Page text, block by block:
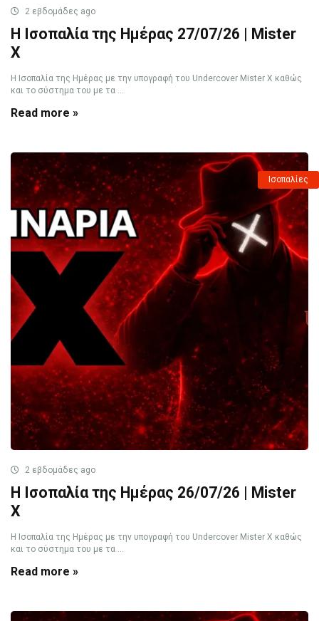
2 εβδομάδες ago
Η Ισοπαλία της Ημέρας 27/07/26 | Mister
X
Η Ισοπαλία της Ημέρας με την υπογραφή του Undercover Mister X καθώς
και το σύστημα του με τα ...
Read more »
Ισοπαλίες
2 εβδομάδες ago
Η Ισοπαλία της Ημέρας 26/07/26 | Mister
X
Η Ισοπαλία της Ημέρας με την υπογραφή του Undercover Mister X καθώς
και το σύστημα του με τα ...
Read more »